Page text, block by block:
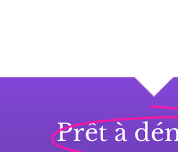
Prêt à